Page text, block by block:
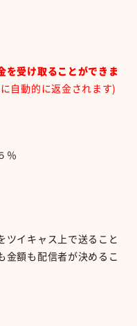
を受け取ることができま
自動的に返金されます)
％
ツイキャス上で送ること
金額も配信者が決めるこ